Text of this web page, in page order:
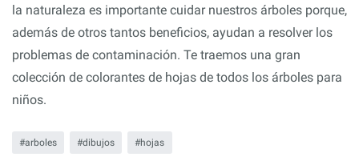
la naturaleza es importante cuidar nuestros árboles porque,
además de otros tantos beneficios, ayudan a resolver los
problemas de contaminación. Te traemos una gran
colección de colorantes de hojas de todos los árboles para
niños.
arboles dibujos hojas